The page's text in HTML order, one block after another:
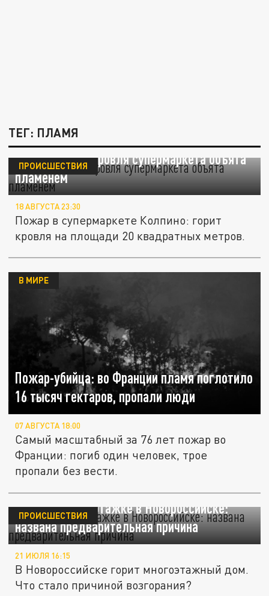
ТЕГ: ПЛАМЯ
ЧП в Колпино: кровля супермаркета объята
пламенем
ПРОИСШЕСТВИЯ
18 АВГУСТА 23:30
Пожар в супермаркете Колпино: горит
кровля на площади 20 квадратных метров.
Пожар-убийца: во Франции пламя поглотило
16 тысяч гектаров, пропали люди
В МИРЕ
07 АВГУСТА 18:00
Самый масштабный за 76 лет пожар во
Франции: погиб один человек, трое
пропали без вести.
Пожар в многоэтажке в Новороссийске:
названа предварительная причина
ПРОИСШЕСТВИЯ
21 ИЮЛЯ 16:15
В Новороссийске горит многоэтажный дом.
Что стало причиной возгорания?